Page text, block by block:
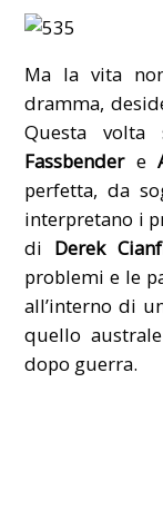
Ma la vita
dramma,
Questa
Fassbendere
perfetta, da
interpretano i
di Derek
problemi e le
all’interno di
quello
dopo guerra.